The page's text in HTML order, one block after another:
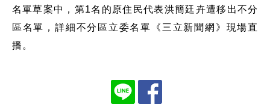
名單草案中，第1名的原住民代表洪簡廷卉遭移出不分
區名單，詳細不分區立委名單《三立新聞網》現場直
播。